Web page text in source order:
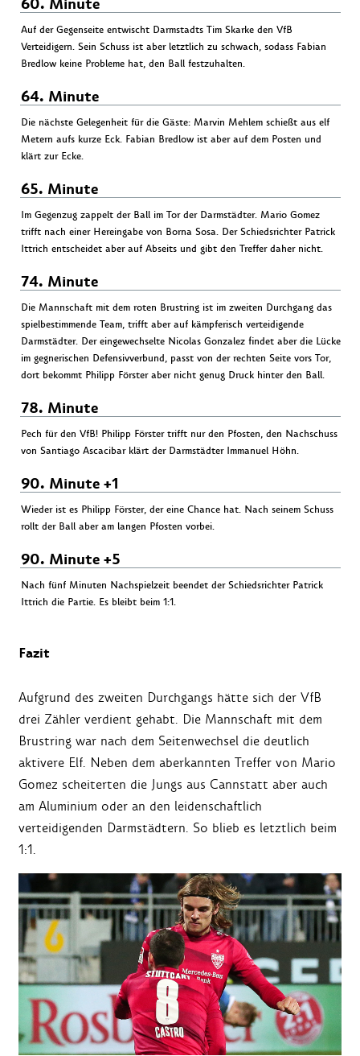
Auf der Gegenseite entwischt Darmstadts Tim Skarke den VfB
Verteidigern. Sein Schuss ist aber letztlich zu schwach, sodass Fabian
Bredlow keine Probleme hat, den Ball festzuhalten.
64. Minute
Die nächste Gelegenheit für die Gäste: Marvin Mehlem schießt aus elf
Metern aufs kurze Eck. Fabian Bredlow ist aber auf dem Posten und
klärt zur Ecke.
65. Minute
Im Gegenzug zappelt der Ball im Tor der Darmstädter. Mario Gomez
trifft nach einer Hereingabe von Borna Sosa. Der Schiedsrichter Patrick
Ittrich entscheidet aber auf Abseits und gibt den Treffer daher nicht.
74. Minute
Die Mannschaft mit dem roten Brustring ist im zweiten Durchgang das
spielbestimmende Team, trifft aber auf kämpferisch verteidigende
Darmstädter. Der eingewechselte Nicolas Gonzalez findet aber die Lücke
im gegnerischen Defensivverbund, passt von der rechten Seite vors Tor,
dort bekommt Philipp Förster aber nicht genug Druck hinter den Ball.
78. Minute
Pech für den VfB! Philipp Förster trifft nur den Pfosten, den Nachschuss
von Santiago Ascacibar klärt der Darmstädter Immanuel Höhn.
90. Minute +1
Wieder ist es Philipp Förster, der eine Chance hat. Nach seinem Schuss
rollt der Ball aber am langen Pfosten vorbei.
90. Minute +5
Nach fünf Minuten Nachspielzeit beendet der Schiedsrichter Patrick
Ittrich die Partie. Es bleibt beim 1:1.
Fazit
Aufgrund des zweiten Durchgangs hätte sich der VfB
drei Zähler verdient gehabt. Die Mannschaft mit dem
Brustring war nach dem Seitenwechsel die deutlich
aktivere Elf. Neben dem aberkannten Treffer von Mario
Gomez scheiterten die Jungs aus Cannstatt aber auch
am Aluminium oder an den leidenschaftlich
verteidigenden Darmstädtern. So blieb es letztlich beim
1:1.